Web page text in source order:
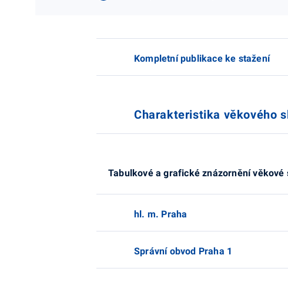
Kompletní publikace ke stažení
Charakteristika věkového
Tabulkové a grafické znázornění
hl. m. Praha
Správní obvod Praha 1